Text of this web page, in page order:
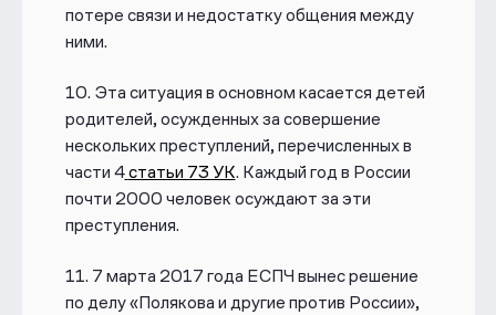
потере связи и недостатку общения между
ними.
10. Эта ситуация в основном касается детей
родителей, осужденных за совершение
нескольких преступлений, перечисленных в
части 4статьи 73 УК. Каждый год в России
почти 2000 человек осуждают за эти
преступления.
11. 7 марта 2017 года ЕСПЧ вынес решение
по делу «Полякова и другие против России»,